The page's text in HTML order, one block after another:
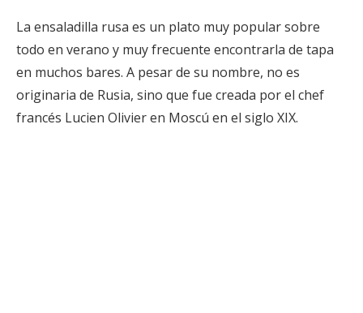
La ensaladilla rusa es un plato muy popular sobre
todo en verano y muy frecuente encontrarla de tapa
en muchos bares. A pesar de su nombre, no es
originaria de Rusia, sino que fue creada por el chef
francés Lucien Olivier en Moscú en el siglo XIX.